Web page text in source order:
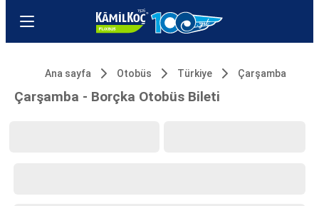
Ana sayfa Otobüs Türkiye Çarşamba
Çarşamba - Borçka Otobüs Bileti